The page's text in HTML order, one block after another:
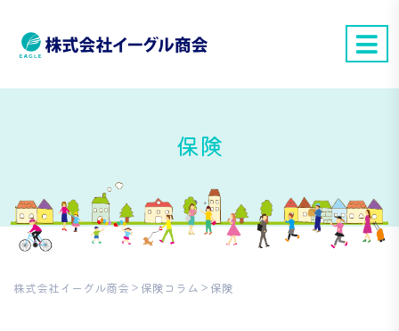
保険
株式会社イーグル商会 > 保険コラム > 保険